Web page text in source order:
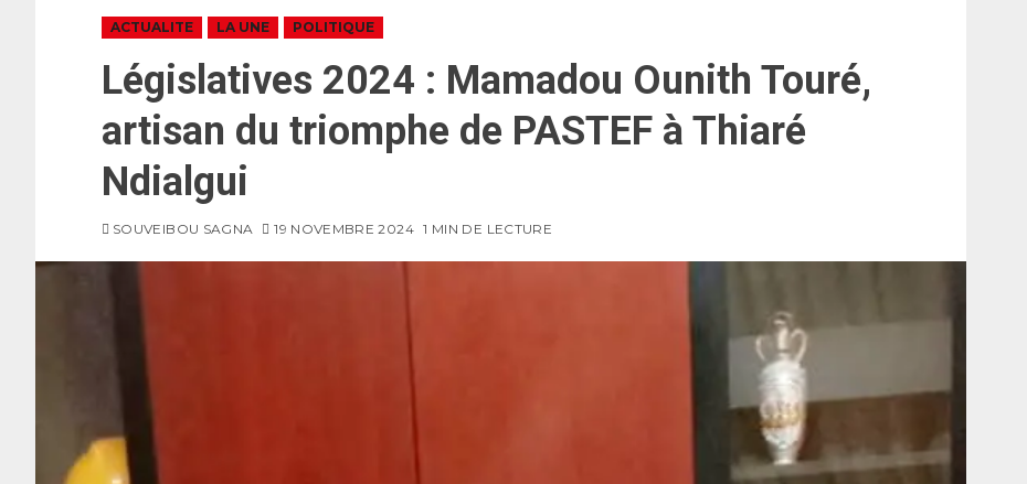
ACTUALITE LA UNE POLITIQUE
Législatives 2024 : Mamadou Ounith Touré,
artisan du triomphe de PASTEF à Thiaré
Ndialgui
SOUVEIBOU SAGNA 19 NOVEMBRE 2024 1 MIN DE LECTURE